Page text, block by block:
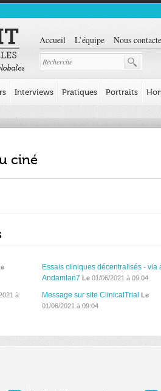
Accueil L’équipe Nous
Interviews Pratiques Portraits
ciné
Essais cliniques décentralisés - via
Andamlan7 Le01/06/2021 à 09:04
à
Message sur site ClinicalTrial Le
01/06/2021 à 09:04